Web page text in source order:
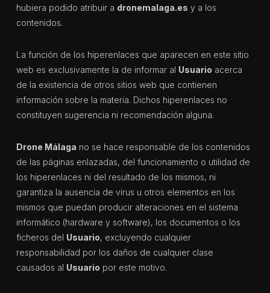
hubiera podido atribuir a dronemalaga.es y a los
contenidos.
La función de los hiperenlaces que aparecen en este sitio
web es exclusivamente la de informar al Usuario acerca
de la existencia de otros sitios web que contienen
información sobre la materia. Dichos hiperenlaces no
constituyen sugerencia ni recomendación alguna.
Drone Málaga no se hace responsable de los contenidos
de las páginas enlazadas, del funcionamiento o utilidad de
los hiperenlaces ni del resultado de los mismos, ni
garantiza la ausencia de virus u otros elementos en los
mismos que puedan producir alteraciones en el sistema
informático (hardware y software), los documentos o los
ficheros del Usuario, excluyendo cualquier
responsabilidad por los daños de cualquier clase
causados al Usuario por este motivo.